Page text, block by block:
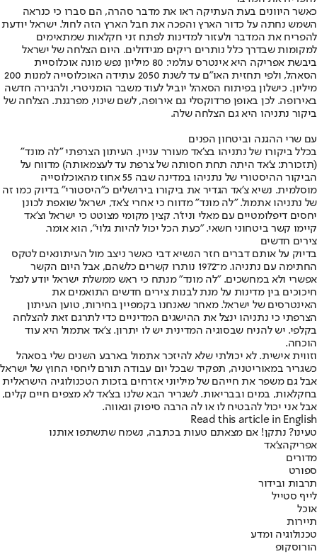
כאשר היוונים בעת העתיקה ראו את מדבר סהרה, הם סברו כי כנראה
השמש נחתה על כדור הארץ והפכה את חבל הארץ הזה לחול. ישראל יודעת
להפריח את המדבר ולעזור למדינות לפתח זני חקלאות שמתאימים
למקומות שבדרך כלל נותרים ריקים מגידולים. היום הצלחה של ישראל
ביבשת אפריקה היא אינטרס עולמי: 80 מיליון נפש מונה אוכלוסיית
הסאהל, ולפי תחזית האו"ם עד לשנת 2050 עתידה האוכלוסייה למנות 200
מיליון. כישלון בפיתוח הסאהל יוביל לעוד משבר הומניטרי, ולהגירה חדשה
באירופה. לכן באופן פרדוקסלי גם אירופה, לשם שינוי, מפרגנת. הצלחה של
ביקור נתניהו היא גם הצלחה שלה.
עם שרי ההגנה וביטחון הפנים
בכלל ביקורו של נתניהו בצ'אד מעורר עניין. העיתון הצרפתי "לה מונד"
(תזכורת: צ'אד היתה תחת חסותה של צרפת עד לעצמאותה) מדווח על
הביקור ההיסטורי של נתניהו במדינה שבה 55 אחוז מהאוכלוסייה
מוסלמית. נשיא צ'אד הגדיר את ביקורו בירושלים כ"היסטורי" בדיוק כמו זה
של נתניהו אתמול. "לה מונד" מדווח כי אחרי צ'אד, ישראל שואפת לכונן
יחסים דיפלומטיים עם מאלי וניז'ר. קצין מקומי מצוטט כי ישראל וצ'אד
קיימו קשר ביטחוני חשאי. "כעת הכל יכול להיות גלוי", הוא אומר.
צירים חדשים
בדיוק על אותם דברים חזר הנשיא דבי כאשר ניצב מול העיתונאים לטקס
החתימה עם נתניהו. מ־1972 נותרו קשרים כלשהם, אבל היום הקשר
אפשרי ולא במחשכים. "לה מונד" מנתח כי ראש ממשלת ישראל יודע לנצל
חיכוכים בין מדינות על מנת לבנות צירים חדשים התואמים את
האינטרסים של ישראל. מאחר שאנחנו בקמפיין בחירות, טוען העיתון
הצרפתי כי נתניהו ינצל את ההישגים המדיניים כדי לתרגם זאת להצלחה
בקלפי. יש להניח שבסוגיה המדינית יש לו יתרון. צ'אד אתמול היא עוד
הוכחה.
וזווית אישית. לא יכולתי שלא להיזכר אתמול בארבע השנים שלי בסאהל
כשגריר במאוריטניה, תפקיד שבכל יום עבודה תורם ליחסי החוץ של ישראל
אבל גם משפר את חייהם של מיליוני אזרחים בזכות הטכנולוגיה הישראלית
בחקלאות, במים ובבריאות. לשגריר הבא שלנו בצ'אד לא מצפים חיים קלים,
אבל אני יכול להבטיח לו או לה הרבה סיפוק וגאווה.
Read this article in English
טעינו? נתקן! אם מצאתם טעות בכתבה, נשמח שתשתפו אותנו
אפריקהצ'אד
מדורים
ספורט
תרבות ובידור
לייף סטייל
אוכל
תיירות
טכנולוגיה ומדע
הורוסקופ